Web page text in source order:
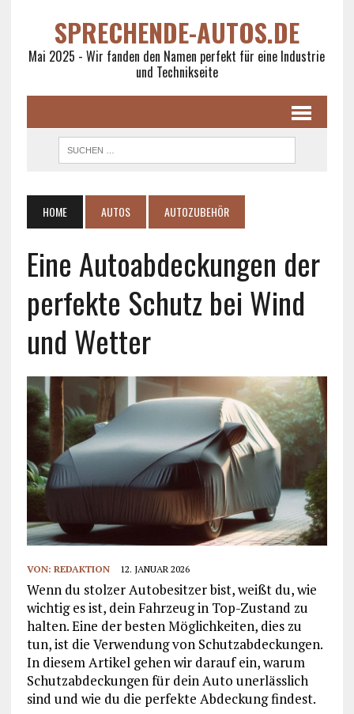
SPRECHENDE-AUTOS.DE
Mai 2025 - Wir fanden den Namen perfekt für eine Industrie
und Technikseite
HOME AUTOS AUTOZUBEHÖR
Eine Autoabdeckungen der
perfekte Schutz bei Wind
und Wetter
VON: REDAKTION 12. JANUAR 2026
Wenn du stolzer Autobesitzer bist, weißt du, wie
wichtig es ist, dein Fahrzeug in Top-Zustand zu
halten. Eine der besten Möglichkeiten, dies zu
tun, ist die Verwendung von Schutzabdeckungen.
In diesem Artikel gehen wir darauf ein, warum
Schutzabdeckungen für dein Auto unerlässlich
sind und wie du die perfekte Abdeckung findest.